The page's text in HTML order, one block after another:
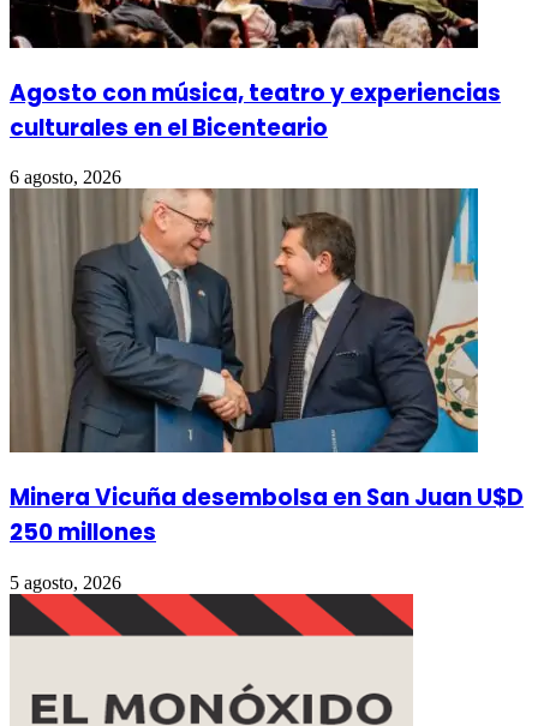
Agosto con música, teatro y experiencias
culturales en el Bicenteario
6 agosto, 2026
Minera Vicuña desembolsa en San Juan U$D
250 millones
5 agosto, 2026